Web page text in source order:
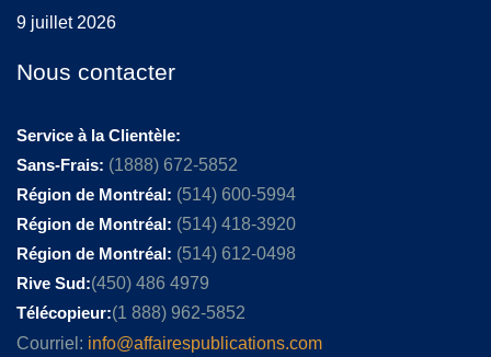
9 juillet 2026
Nous contacter
Service à la Clientèle:
Sans-Frais: (1888) 672-5852
Région de Montréal: (514) 600-5994
Région de Montréal: (514) 418-3920
Région de Montréal: (514) 612-0498
Rive Sud:(450) 486 4979
Télécopieur:(1 888) 962-5852
Courriel: info@affairespublications.com